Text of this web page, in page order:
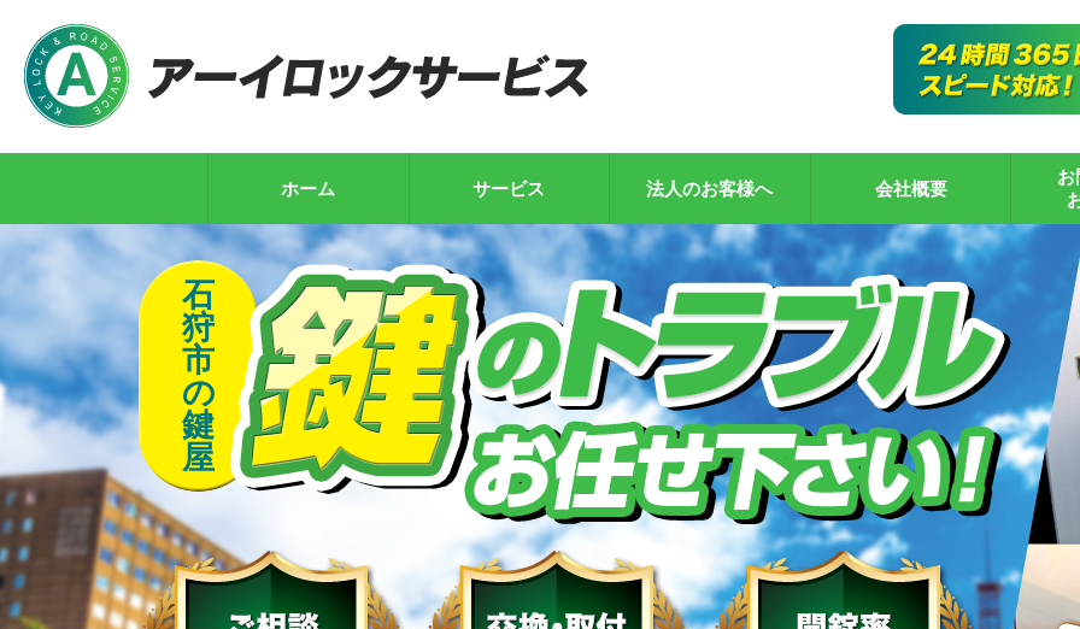
ホーム サービス 法人のお客様へ 会社概要
石
狩
市
の
鍵
屋